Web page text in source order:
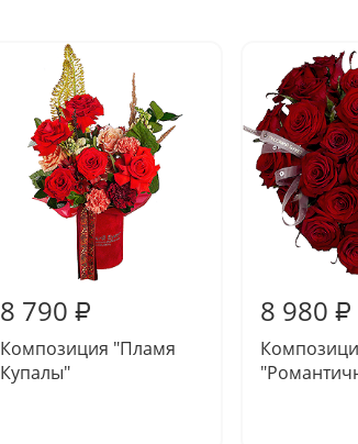
8 790 ₽
Композиция "Пламя
Купалы"
8 980 ₽